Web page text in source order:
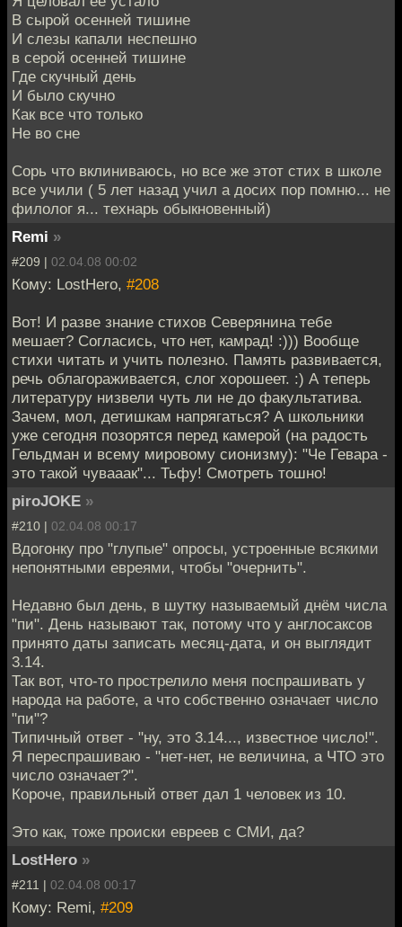
В сырой осенней тишине
И слезы капали неспешно
в серой осенней тишине
Где скучный день
И было скучно
Как все что только
Не во сне
Сорь что вклиниваюсь, но все же этот стих в школе
все учили ( 5 лет назад учил а досих пор помню... не
филолог я... технарь обыкновенный)
Remi »
#209 | 02.04.08 00:02
Кому: LostHero, #208
Вот! И разве знание стихов Северянина тебе
мешает? Согласись, что нет, камрад! :))) Вообще
стихи читать и учить полезно. Память развивается,
речь облагораживается, слог хорошеет. :) А теперь
литературу низвели чуть ли не до факультатива.
Зачем, мол, детишкам напрягаться? А школьники
уже сегодня позорятся перед камерой (на радость
Гельдман и всему мировому сионизму): "Че Гевара -
это такой чувааак"... Тьфу! Смотреть тошно!
piroJOKE »
#210 | 02.04.08 00:17
Вдогонку про "глупые" опросы, устроенные всякими
непонятными евреями, чтобы "очернить".
Недавно был день, в шутку называемый днём числа
"пи". День называют так, потому что у англосаксов
принято даты записать месяц-дата, и он выглядит
3.14.
Так вот, что-то прострелило меня поспрашивать у
народа на работе, а что собственно означает число
"пи"?
Типичный ответ - "ну, это 3.14..., известное число!".
Я переспрашиваю - "нет-нет, не величина, а ЧТО это
число означает?".
Короче, правильный ответ дал 1 человек из 10.
Это как, тоже происки евреев с СМИ, да?
LostHero »
#211 | 02.04.08 00:17
Кому: Remi, #209